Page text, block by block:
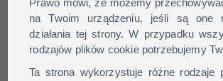
Prawo mówi, że możemy
na Twoim urządzeniu, jeśli są one
działania tej strony. W przypadku
rodzajów plików cookie potrzebujemy
Ta strona wykorzystuje różne rodzaje